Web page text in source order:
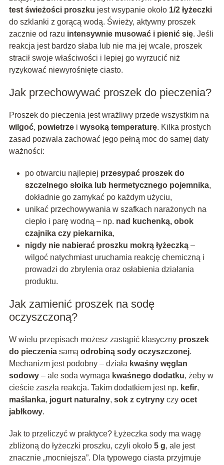
test świeżości proszku jest wsypanie około 1/2 łyżeczki
do szklanki z gorącą wodą. Świeży, aktywny proszek
zacznie od razu intensywnie musować i pienić się. Jeśli
reakcja jest bardzo słaba lub nie ma jej wcale, proszek
stracił swoje właściwości i lepiej go wyrzucić niż
ryzykować niewyrośnięte ciasto.
Jak przechowywać proszek do pieczenia?
Proszek do pieczenia jest wrażliwy przede wszystkim na
wilgoć, powietrzei wysoką temperaturę. Kilka prostych
zasad pozwala zachować jego pełną moc do samej daty
ważności:
po otwarciu najlepiej przesypać proszek do
szczelnego słoika lub hermetycznego pojemnika,
dokładnie go zamykać po każdym użyciu,
unikać przechowywania w szafkach narażonych na
ciepło i parę wodną – np. nad kuchenką, obok
czajnika czy piekarnika,
nigdy nie nabierać proszku mokrą łyżeczką–
wilgoć natychmiast uruchamia reakcję chemiczną i
prowadzi do zbrylenia oraz osłabienia działania
produktu.
Jak zamienić proszek na sodę
oczyszczoną?
W wielu przepisach możesz zastąpić klasyczny proszek
do pieczeniasamą odrobiną sody oczyszczonej.
Mechanizm jest podobny – działa kwaśny węglan
sodowy– ale soda wymaga kwaśnego dodatku, żeby w
cieście zaszła reakcja. Takim dodatkiem jest np. kefir,
maślanka, jogurt naturalny, sok z cytrynyczy ocet
jabłkowy.
Jak to przeliczyć w praktyce? Łyżeczka sody ma wagę
zbliżoną do łyżeczki proszku, czyli około 5 g, ale jest
znacznie „mocniejsza”. Dla typowego ciasta przyjmuje